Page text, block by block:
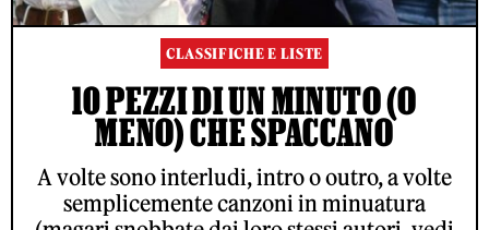
CLASSIFICHE E LISTE
10 PEZZI DI UN MINUTO (O
MENO) CHE SPACCANO
A volte sono interludi, intro o outro, a volte
semplicemente canzoni in minuatura